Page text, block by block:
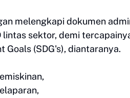
melengkapi dokumen
lintas sektor, demi
Goals (SDG's), diantaranya.